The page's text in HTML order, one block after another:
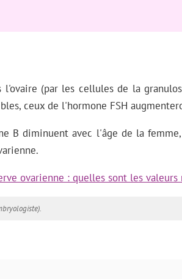
(par les cellules de la
ceux de l'hormone FSH
B diminuent avec l'âge de la
ovarienne : quelles sont les valeurs